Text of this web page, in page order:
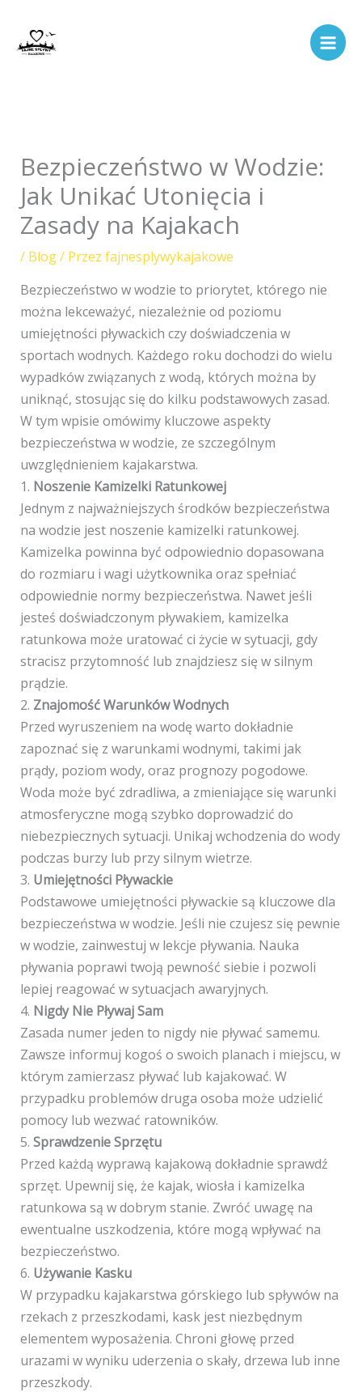
treści
Bezpieczeństwo w Wodzie:
Jak Unikać Utonięcia i
Zasady na Kajakach
/ Blog/ Przez fajnesplywykajakowe
Bezpieczeństwo w wodzie to priorytet, którego nie
można lekceważyć, niezależnie od poziomu
umiejętności pływackich czy doświadczenia w
sportach wodnych. Każdego roku dochodzi do wielu
wypadków związanych z wodą, których można by
uniknąć, stosując się do kilku podstawowych zasad.
W tym wpisie omówimy kluczowe aspekty
bezpieczeństwa w wodzie, ze szczególnym
uwzględnieniem kajakarstwa.
1. Noszenie Kamizelki Ratunkowej
Jednym z najważniejszych środków bezpieczeństwa
na wodzie jest noszenie kamizelki ratunkowej.
Kamizelka powinna być odpowiednio dopasowana
do rozmiaru i wagi użytkownika oraz spełniać
odpowiednie normy bezpieczeństwa. Nawet jeśli
jesteś doświadczonym pływakiem, kamizelka
ratunkowa może uratować ci życie w sytuacji, gdy
stracisz przytomność lub znajdziesz się w silnym
prądzie.
2. Znajomość Warunków Wodnych
Przed wyruszeniem na wodę warto dokładnie
zapoznać się z warunkami wodnymi, takimi jak
prądy, poziom wody, oraz prognozy pogodowe.
Woda może być zdradliwa, a zmieniające się warunki
atmosferyczne mogą szybko doprowadzić do
niebezpiecznych sytuacji. Unikaj wchodzenia do wody
podczas burzy lub przy silnym wietrze.
3. Umiejętności Pływackie
Podstawowe umiejętności pływackie są kluczowe dla
bezpieczeństwa w wodzie. Jeśli nie czujesz się pewnie
w wodzie, zainwestuj w lekcje pływania. Nauka
pływania poprawi twoją pewność siebie i pozwoli
lepiej reagować w sytuacjach awaryjnych.
4. Nigdy Nie Pływaj Sam
Zasada numer jeden to nigdy nie pływać samemu.
Zawsze informuj kogoś o swoich planach i miejscu, w
którym zamierzasz pływać lub kajakować. W
przypadku problemów druga osoba może udzielić
pomocy lub wezwać ratowników.
5. Sprawdzenie Sprzętu
Przed każdą wyprawą kajakową dokładnie sprawdź
sprzęt. Upewnij się, że kajak, wiosła i kamizelka
ratunkowa są w dobrym stanie. Zwróć uwagę na
ewentualne uszkodzenia, które mogą wpływać na
bezpieczeństwo.
6. Używanie Kasku
W przypadku kajakarstwa górskiego lub spływów na
rzekach z przeszkodami, kask jest niezbędnym
elementem wyposażenia. Chroni głowę przed
urazami w wyniku uderzenia o skały, drzewa lub inne
przeszkody.